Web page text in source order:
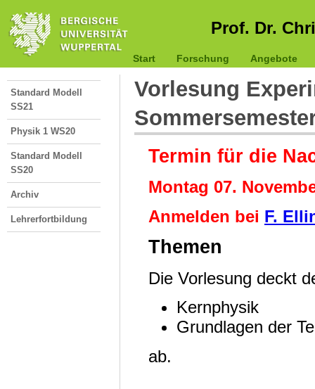
Prof. Dr.
Start Forschung Angebote
Standard Modell
SS21
Physik 1 WS20
Standard Modell
SS20
Archiv
Lehrerfortbildung
Vorlesung
Termin für die
Montag 07.
Anmelden bei F.
Themen
Die Vorlesung deckt
Kernphysik
Grundlagen der
ab.